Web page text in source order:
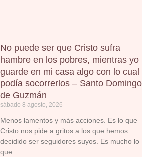
No puede ser que Cristo sufra
hambre en los pobres, mientras yo
guarde en mi casa algo con lo cual
podía socorrerlos – Santo Domingo
de Guzmán
sábado 8 agosto, 2026
Menos lamentos y más acciones. Es lo que
Cristo nos pide a gritos a los que hemos
decidido ser seguidores suyos. Es mucho lo
que